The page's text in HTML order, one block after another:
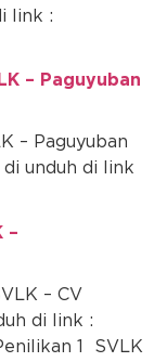
link :
– Paguyuban
– Paguyuban
unduh di link
–
– CV
di link :
1 SVLK